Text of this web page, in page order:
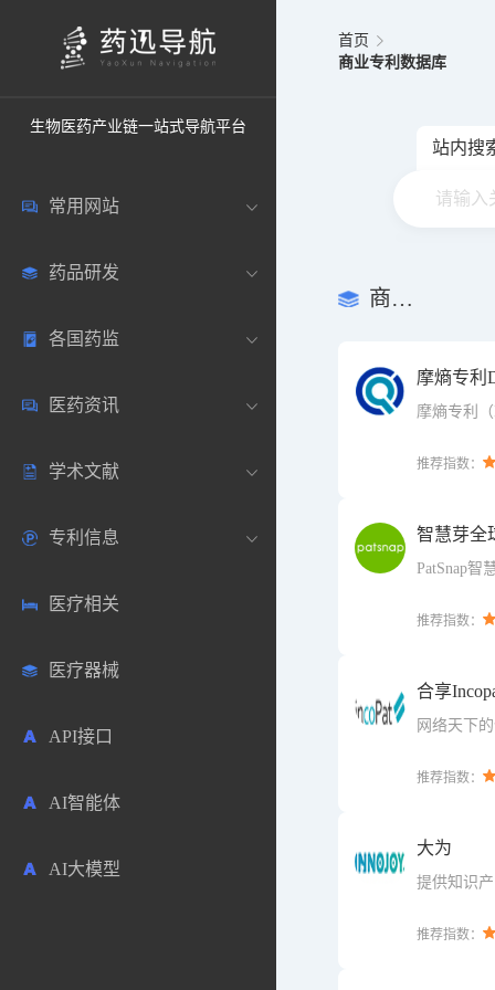
生物医药产业链一站式导航平台
常用网站
中国常用
药圈资讯
邮箱登录
药典网站
药品研发
药研数据库
药品说明书
药物临床
生物数据库
药品市场信息
合成化工
药物分析
毒性数据库
原辅料包材
各国药监
中国
美国
欧洲
日本
其他各国
医药资讯
医药新闻
医药论坛
药研咨询
医药科普
学术文献
学术搜索
SciHub文献
文献下载
文献管理
专利信息
各国专利局官方查询
医药专利
商业专利数据库
免费专利库
医疗相关
医疗器械
API接口
AI智能体
AI大模型
首页
商业专利数据库
站内搜
商业专利数据库
摩熵专利
摩熵专利
有技术领
推荐指数：
智慧芽全
PatSnap智
和地区的
推荐指数：
合享
网络天下
推荐指数：
大为
提供知识
推荐指数：